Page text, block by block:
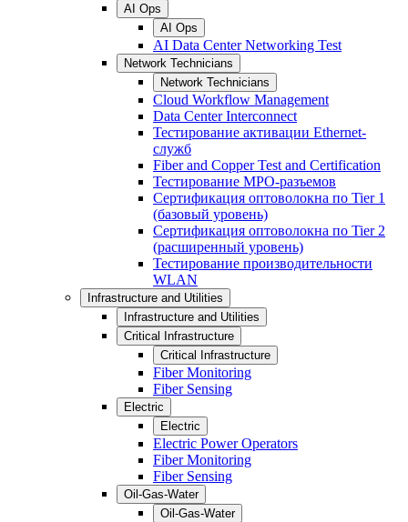
AI Ops
AI Ops
AI Data Center Networking Test
Network Technicians
Network Technicians
Cloud Workflow Management
Data Center Interconnect
Тестирование активации Ethernet-
служб
Fiber and Copper Test and Certification
Тестирование МРО-разъемов
Сертификация оптоволокна по Tier 1
(базовый уровень)
Сертификация оптоволокна по Tier 2
(расширенный уровень)
Тестирование производительности
WLAN
Infrastructure and Utilities
Infrastructure and Utilities
Critical Infrastructure
Critical Infrastructure
Fiber Monitoring
Fiber Sensing
Electric
Electric
Electric Power Operators
Fiber Monitoring
Fiber Sensing
Oil-Gas-Water
Oil-Gas-Water